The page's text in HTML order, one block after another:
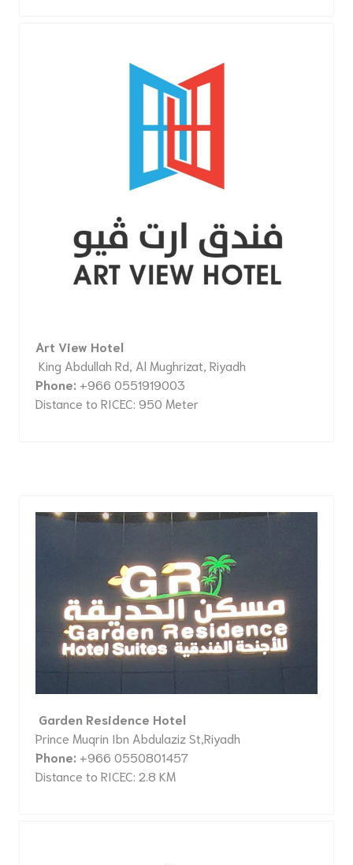
Art View Hotel
King Abdullah Rd, Al Mughrizat, Riyadh
Phone: +966 0551919003
Distance to RICEC: 950 Meter
Garden Residence Hotel
Prince Muqrin Ibn Abdulaziz St,Riyadh
Phone: +966 0550801457
Distance to RICEC: 2.8 KM